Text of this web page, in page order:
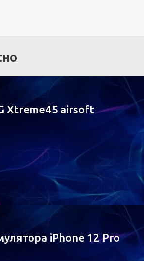
Xtreme45 airsoft
iPhone 12 Pro